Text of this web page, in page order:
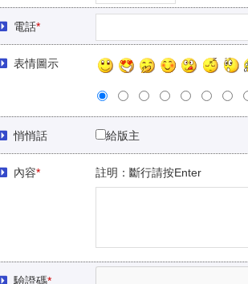
電話*
表情圖示
悄悄話 給版主
內容* 註明：斷行請按Enter
驗證碼*